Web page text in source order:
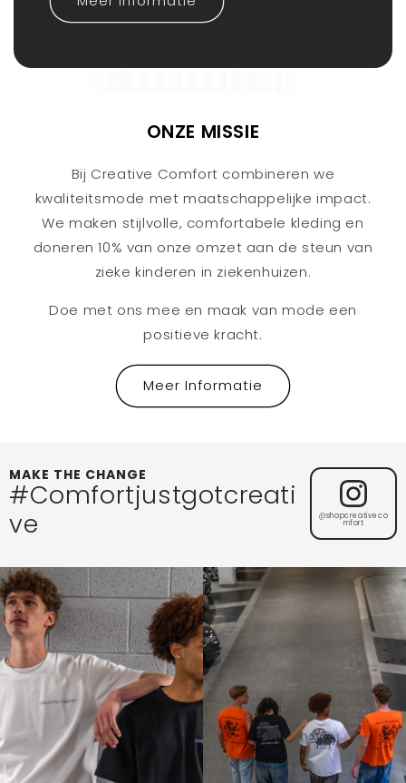
ONZE MISSIE
Bij Creative Comfort combineren we
kwaliteitsmode met maatschappelijke impact.
We maken stijlvolle, comfortabele kleding en
doneren 10% van onze omzet aan de steun van
zieke kinderen in ziekenhuizen.
Doe met ons mee en maak van mode een
positieve kracht.
Meer Informatie
MAKE THE CHANGE
#Comfortjustgotcreati
ve
@shopcreativeco
mfort